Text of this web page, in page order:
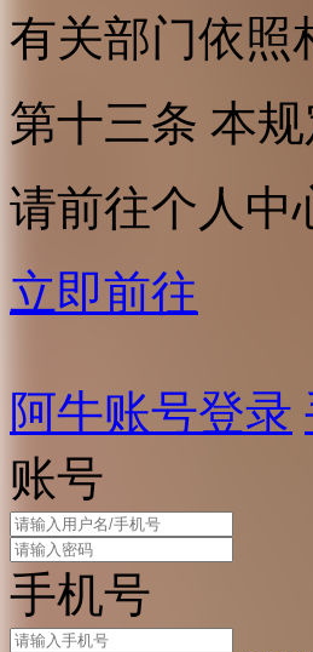
有关部门依照
第十三条 本
请前往个人中
立即前往
阿牛账号登录
账号
手机号